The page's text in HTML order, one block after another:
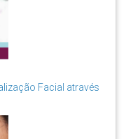
Facial através